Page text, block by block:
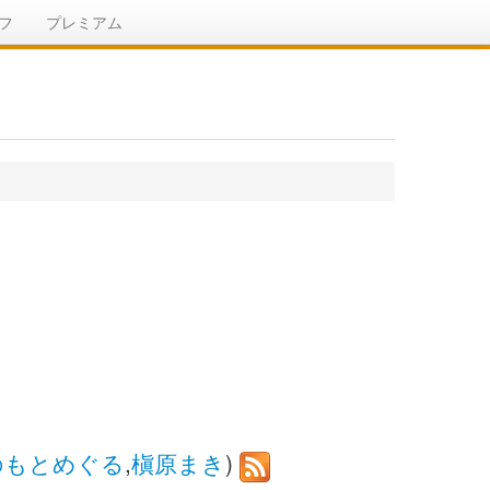
プレミアム
とめぐる,槇原まき )